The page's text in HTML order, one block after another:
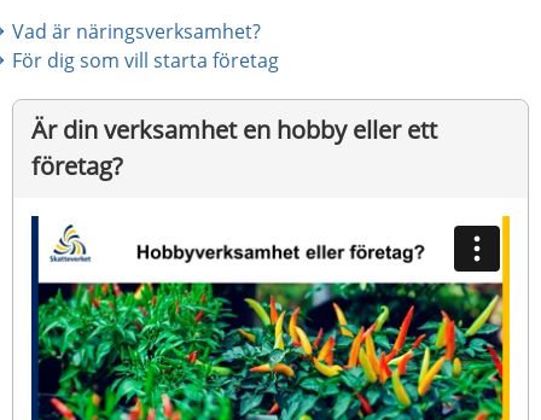
Vad är näringsverksamhet?
För dig som vill starta företag
Är din verksamhet en hobby eller ett
företag?